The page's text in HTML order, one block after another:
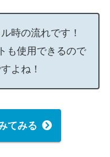
時の流れです！
も使用できるので
よね！
てみる